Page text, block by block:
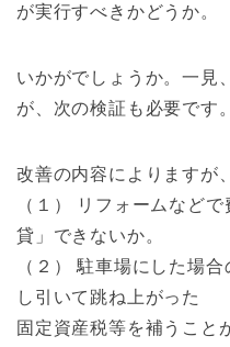
が実行すべきかどうか。
いかがでしょうか。一見
が、次の検証も必要です。
改善の内容によりますが、
（１） リフォームなど
貸」できないか。
（２） 駐車場にした場
し引いて跳ね上がった
固定資産税等を補うこと